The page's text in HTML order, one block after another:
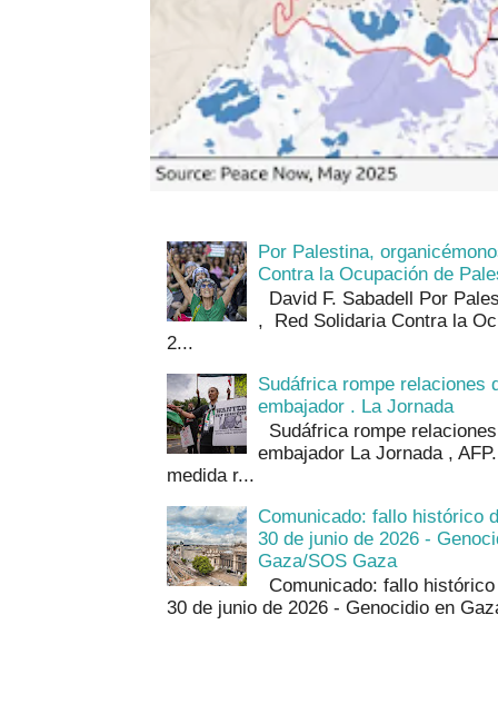
Por Palestina,
Contra la Ocupación de
David F. Sabadell Por
, Red Solidaria Contra la
2...
Sudáfrica rompe relaciones
embajador . La Jornada
Sudáfrica rompe
embajador La Jornada ,
medida r...
Comunicado: fallo histórico
30 de junio de 2026 -
Gaza/SOS Gaza
Comunicado: fallo
30 de junio de 2026 - Genocidio en